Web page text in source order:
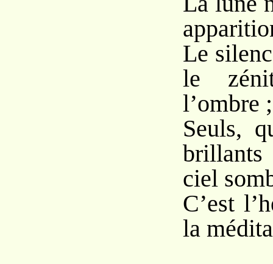
Le
le
l’ombre ;
Seuls,
ciel
C’est
la